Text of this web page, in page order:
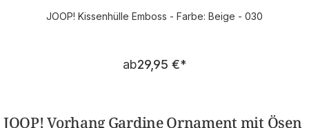
JOOP! Kissenhülle Emboss - Farbe: Beige - 030
Regulärer Preis:
ab29,95 €*
JOOP! Vorhang Gardine Ornament mit Ösen